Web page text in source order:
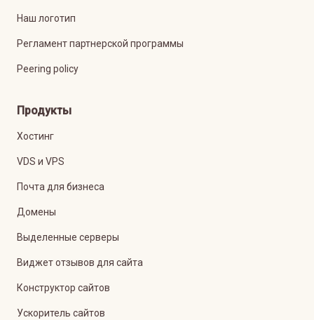
Наш логотип
Регламент партнерской программы
Peering policy
Продукты
Хостинг
VDS и VPS
Почта для бизнеса
Домены
Выделенные серверы
Виджет отзывов для сайта
Конструктор сайтов
Ускоритель сайтов